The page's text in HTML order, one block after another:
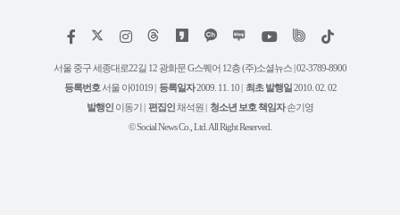
페
스
인
타
램
위
트
유
튜
틱
서울 중구 세종대로22길 12 광화문 G스퀘어 12층 (주)소셜뉴스 | 02-3789-8900
등록번호 서울 아01019 | 등록일자2009. 11. 10 | 최초 발행일 2010. 02. 02
발행인 이동기 | 편집인 채석원 | 청소년 보호 책임자손기영
© Social News Co., Ltd. All Right Reserved.